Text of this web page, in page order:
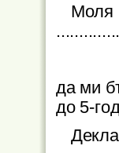
Моля
да ми
до 5-